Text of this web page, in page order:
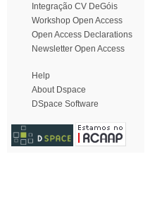
Integração CV DeGóis
Workshop Open Access
Open Access Declarations
Newsletter Open Access
Help
About Dspace
DSpace Software